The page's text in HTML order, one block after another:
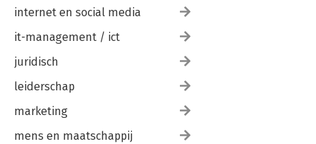
internet en social media
it-management / ict
juridisch
leiderschap
marketing
mens en maatschappij